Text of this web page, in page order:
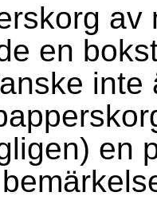
av
en
inte
en